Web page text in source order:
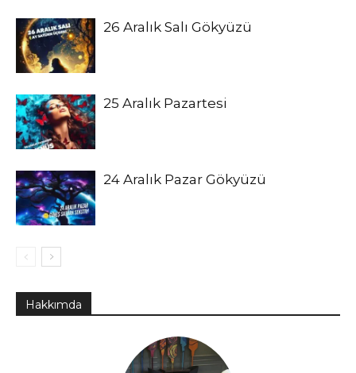
26 Aralık Salı Gökyüzü
25 Aralık Pazartesi
24 Aralık Pazar Gökyüzü
Hakkımda